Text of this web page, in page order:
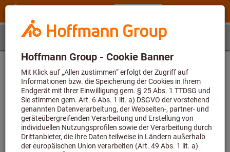
Schritt 1Artikel
Artikelbestimmung
Geben Sie zunächst die Artikelnummer ein und wählen
dann eine Größe
Artikelnummer (6-stellig)
Artikelnummer 3311847 konnte nicht gefunden werden bzw. Berechnung